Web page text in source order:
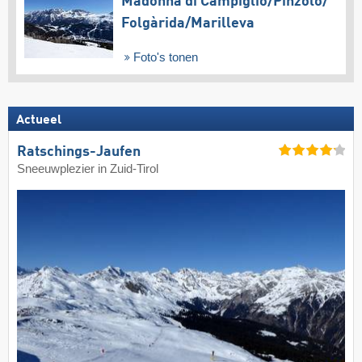
Folgàrida/​Marilleva
Foto's tonen
Actueel
Ratschings-Jaufen
Sneeuwplezier in Zuid-Tirol